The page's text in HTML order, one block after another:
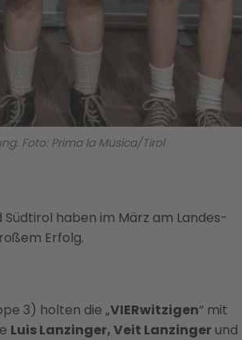
Foto: Prima la Musica/Tirol
Südtirol haben im März am Landes-
Erfolg.
3) holten die „VIERwitzigen“ mit
Luis Lanzinger, Veit Lanzinger und